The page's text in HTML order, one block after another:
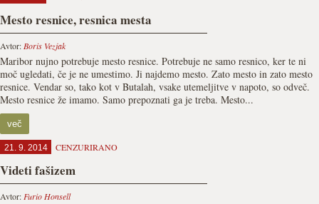
Mesto resnice, resnica mesta
Avtor: Boris Vezjak
Maribor nujno potrebuje mesto resnice. Potrebuje ne samo resnico, ker te ni
moč ugledati, če je ne umestimo. Ji najdemo mesto. Zato mesto in zato mesto
resnice. Vendar so, tako kot v Butalah, vsake utemeljitve v napoto, so odveč.
Mesto resnice že imamo. Samo prepoznati ga je treba. Mesto...
več
21. 9. 2014 CENZURIRANO
Videti fašizem
Avtor: Furio Honsell